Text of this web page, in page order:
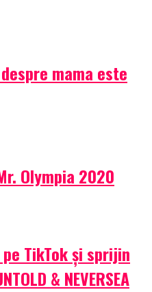
mama este
Olympia 2020
TikTok și sprijin
& NEVERSEA